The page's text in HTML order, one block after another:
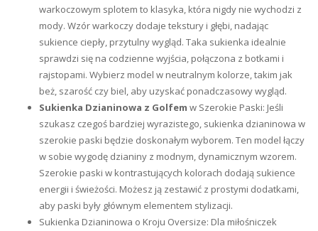
warkoczowym splotem to klasyka, która nigdy nie wychodzi z
mody. Wzór warkoczy dodaje tekstury i głębi, nadając
sukience ciepły, przytulny wygląd. Taka sukienka idealnie
sprawdzi się na codzienne wyjścia, połączona z botkami i
rajstopami. Wybierz model w neutralnym kolorze, takim jak
beż, szarość czy biel, aby uzyskać ponadczasowy wygląd.
Sukienka Dzianinowa z Golfem w Szerokie Paski: Jeśli
szukasz czegoś bardziej wyrazistego, sukienka dzianinowa w
szerokie paski będzie doskonałym wyborem. Ten model łączy
w sobie wygodę dzianiny z modnym, dynamicznym wzorem.
Szerokie paski w kontrastujących kolorach dodają sukience
energii i świeżości. Możesz ją zestawić z prostymi dodatkami,
aby paski były głównym elementem stylizacji.
Sukienka Dzianinowa o Kroju Oversize: Dla miłośniczek